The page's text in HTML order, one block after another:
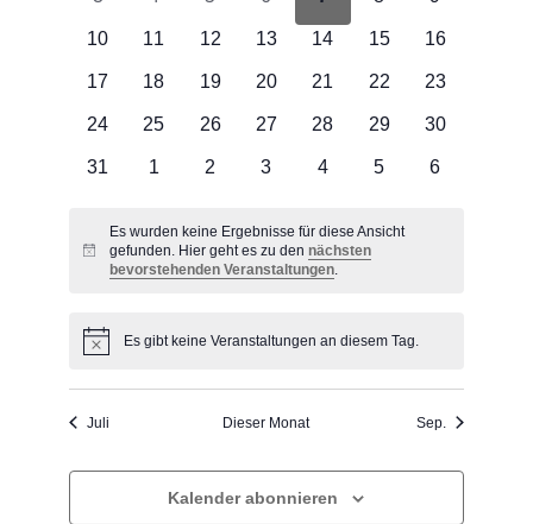
Veranstaltungen
Veranstaltungen
Veranstaltungen
0
10
0
11
0
12
0
13
0
14
0
15
0
16
0
17
0
18
0
19
0
20
0
21
0
22
0
23
0
24
0
25
0
26
0
27
0
28
0
29
0
30
0
31
0
1
0
2
0
3
0
4
0
5
0
6
Hinweis
Es wurden keine Ergebnisse für diese Ansicht
gefunden. Hier geht es zu den nächsten
bevorstehenden Veranstaltungen.
HinweisEs gibt keine Veranstaltungen an diesem Tag.
Juli Dieser Monat Sep.
Kalender abonnieren